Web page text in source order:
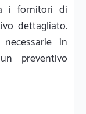
i fornitori di
dettagliato.
in
preventivo